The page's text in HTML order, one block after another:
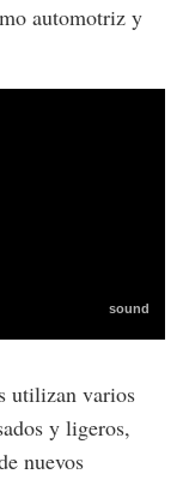
automotriz y
utilizan varios
y ligeros,
nuevos